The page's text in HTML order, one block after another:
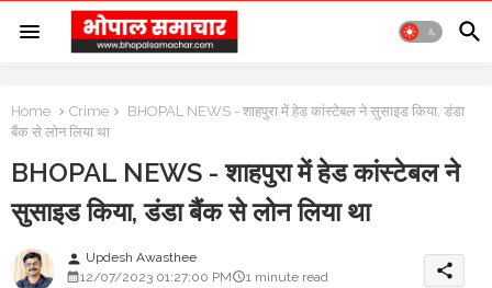
Home Crime
BHOPAL NEWS - शाहपुरा में हेड कांस्टेबल ने सुसाइड किया, डंडा
बैंक से लोन लिया था
BHOPAL NEWS - शाहपुरा में हेड कांस्टेबल ने
सुसाइड किया, डंडा बैंक से लोन लिया था
person Updesh Awasthee
12/07/2023 01:27:00 PM
1 minute read share